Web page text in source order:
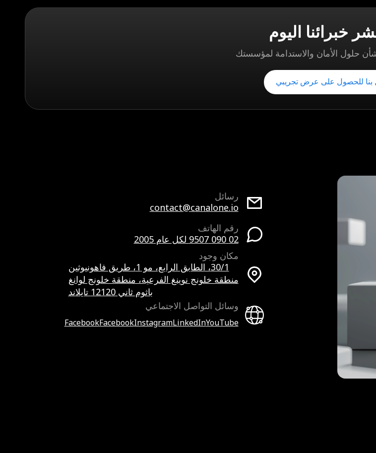
خبرائنا اليوم
حلول الأمان والاستدامة لمؤسستك
بنا للحصول على عرض تجريبي
رسائل
contact@canalone.io
رقم الهاتف
02 090 9507 لكل عام 2005
مكان وجود
30/1، الطابق الرابع، مو 1، طريق فاهونيوثين
منطقة خلونج نوينغ الفرعية، منطقة خلونج لوانغ
باثوم ثاني 12120 تايلاند
وسائل التواصل الاجتماعي
FacebookFacebookInstagramLinkedInYouTube